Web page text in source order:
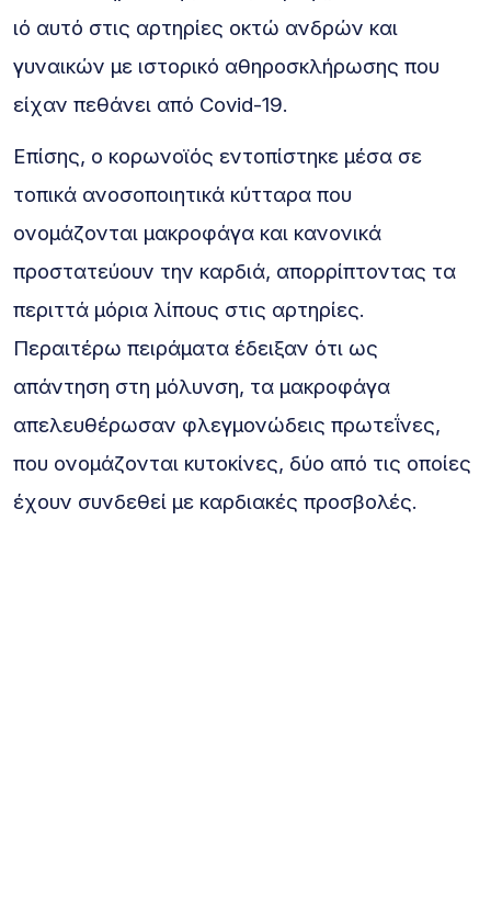
ιό αυτό στις αρτηρίες οκτώ ανδρών και
γυναικών με ιστορικό αθηροσκλήρωσης που
είχαν πεθάνει από Covid-19.
Επίσης, ο κορωνοϊός εντοπίστηκε μέσα σε
τοπικά ανοσοποιητικά κύτταρα που
ονομάζονται μακροφάγα και κανονικά
προστατεύουν την καρδιά, απορρίπτοντας τα
περιττά μόρια λίπους στις αρτηρίες.
Περαιτέρω πειράματα έδειξαν ότι ως
απάντηση στη μόλυνση, τα μακροφάγα
απελευθέρωσαν φλεγμονώδεις πρωτεΐνες,
που ονομάζονται κυτοκίνες, δύο από τις οποίες
έχουν συνδεθεί με καρδιακές προσβολές.